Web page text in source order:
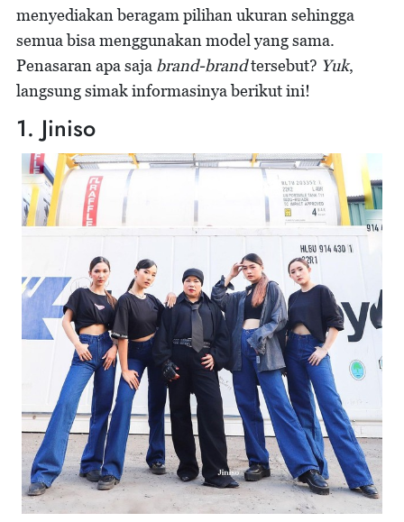
menyediakan beragam pilihan ukuran sehingga
semua bisa menggunakan model yang sama.
Penasaran apa saja brand-brandtersebut? Yuk,
langsung simak informasinya berikut ini!
1. Jiniso